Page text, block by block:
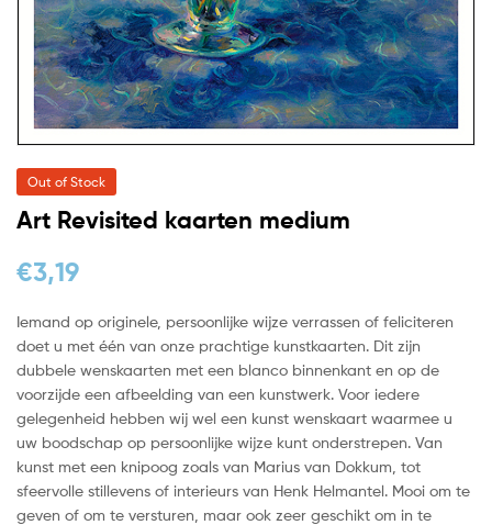
Out of Stock
Art Revisited kaarten medium
€3,19
Iemand op originele, persoonlijke wijze verrassen of feliciteren
doet u met één van onze prachtige kunstkaarten. Dit zijn
dubbele wenskaarten met een blanco binnenkant en op de
voorzijde een afbeelding van een kunstwerk. Voor iedere
gelegenheid hebben wij wel een kunst wenskaart waarmee u
uw boodschap op persoonlijke wijze kunt onderstrepen. Van
kunst met een knipoog zoals van Marius van Dokkum, tot
sfeervolle stillevens of interieurs van Henk Helmantel. Mooi om te
geven of om te versturen, maar ook zeer geschikt om in te